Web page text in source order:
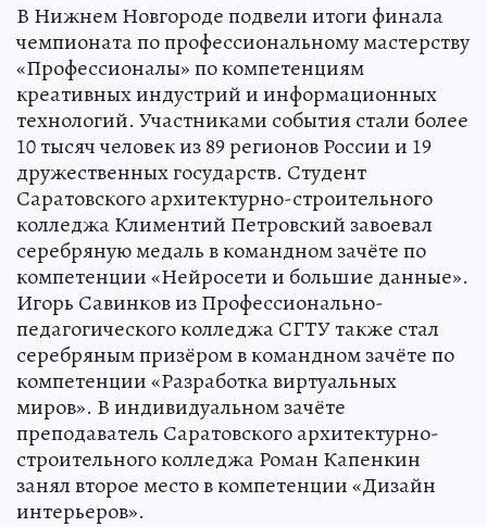
В Нижнем Новгороде подвели итоги финала
чемпионата по профессиональному мастерству
«Профессионалы» по компетенциям
креативных индустрий и информационных
технологий. Участниками события стали более
10 тысяч человек из 89 регионов России и 19
дружественных государств. Студент
Саратовского архитектурно-строительного
колледжа Климентий Петровский завоевал
серебряную медаль в командном зачёте по
компетенции «Нейросети и большие данные».
Игорь Савинков из Профессионально-
педагогического колледжа СГТУ также стал
серебряным призёром в командном зачёте по
компетенции «Разработка виртуальных
миров». В индивидуальном зачёте
преподаватель Саратовского архитектурно-
строительного колледжа Роман Капенкин
занял второе место в компетенции «Дизайн
интерьеров».